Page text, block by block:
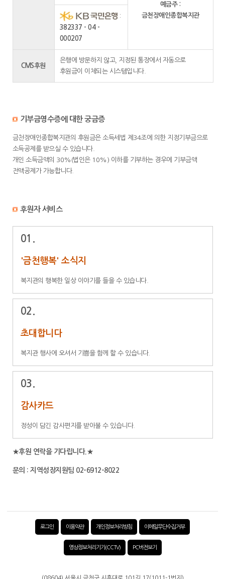
예금주 :
금천장애인종합복지관
:
382337 - 04 -
000207
CMS후원
은행에 방문하지 않고, 지정된 통장에서 자동으로
후원금이 이체되는 시스템입니다.
기부금영수증에 대한 궁금증
금천장애인종합복지관의 후원금은 소득세법 제34조에 의한 지정기부금으로
소득공제를 받으실 수 있습니다.
개인 소득금액의 30%(법인은 10%) 이하를 기부하는 경우에 기부금액
전액공제가 가능합니다.
후원자 서비스
01.
'금천행복' 소식지
복지관의 행복한 일상 이야기를 들을 수 있습니다.
02.
초대합니다
복지관 행사에 오셔서 기쁨을 함께 할 수 있습니다.
03.
감사카드
정성이 담긴 감사편지를 받아볼 수 있습니다.
★후원 연락을 기다립니다.★
문의 : 지역성장지원팀 02-6912-8022
로그인 이용약관 개인정보처리방침 이메일무단수집거부
영상정보처리기기(CCTV) PC버전보기